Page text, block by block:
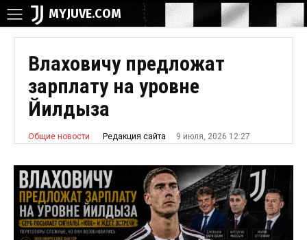
MYJUVE.COM
Влаховичу предложат
зарплату на уровне
Йилдыза
Общие новости Редакция сайта 9 июля, 2026 12:27